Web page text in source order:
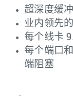
超深度缓
业内领先
每个线卡
每个端口
端阻塞